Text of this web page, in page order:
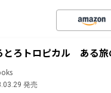
とろトロピカル ある
発売